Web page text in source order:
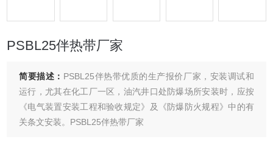
PSBL25伴热带厂家
简要描述： PSBL25伴热带优质的生产报价厂家，安装调试和
运行，尤其在化工厂一区，油汽井口处防爆场所安装时，应按
《电气装置安装工程和验收规定》及《防爆防火规程》中的有
关条文安装。PSBL25伴热带厂家